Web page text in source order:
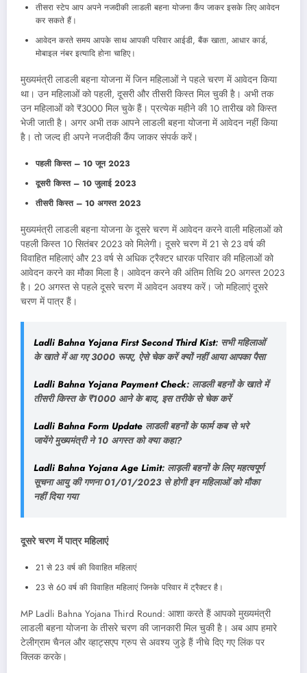
तीसरा स्टेप आप अपने नजदीकी लाडली बहना योजना कैंप जाकर इसके लिए आवेदन
कर सकते हैं।
आवेदन करते समय आपके साथ आपकी परिवार आईडी, बैंक खाता, आधार कार्ड,
मोबाइल नंबर इत्यादि होना चाहिए।
मुख्यमंत्री लाडली बहना योजना में जिन महिलाओं ने पहले चरण में आवेदन किया
था। उन महिलाओं को पहली, दूसरी और तीसरी किस्त मिल चुकी है। अभी तक
उन महिलाओं को ₹3000 मिल चुके हैं। प्रत्येक महीने की 10 तारीख को किस्त
भेजी जाती है। अगर अभी तक आपने लाडली बहना योजना में आवेदन नहीं किया
है। तो जल्द ही अपने नजदीकी कैंप जाकर संपर्क करें।
पहली किस्त – 10 जून 2023
दूसरी किस्त – 10 जुलाई 2023
तीसरी किस्त – 10 अगस्त 2023
मुख्यमंत्री लाडली बहना योजना के दूसरे चरण में आवेदन करने वाली महिलाओं को
पहली किस्त 10 सितंबर 2023 को मिलेगी। दूसरे चरण में 21 से 23 वर्ष की
विवाहित महिलाएं और 23 वर्ष से अधिक ट्रैक्टर धारक परिवार की महिलाओं को
आवेदन करने का मौका मिला है। आवेदन करने की अंतिम तिथि 20 अगस्त 2023
है। 20 अगस्त से पहले दूसरे चरण में आवेदन अवश्य करें। जो महिलाएं दूसरे
चरण में पात्र हैं।
Ladli Bahna Yojana First Second Third Kist: सभी महिलाओं
के खाते में आ गए 3000 रूपए, ऐसे चेक करें क्यों नहीं आया आपका पैसा
Ladli Bahna Yojana Payment Check: लाडली बहनों के खाते में
तीसरी किस्त के ₹1000 आने के बाद, इस तरीके से चेक करें
Ladli Bahna Form Updateलाडली बहनों के फार्म कब से भरे
जायेंगे मुख्यमंत्री ने 10 अगस्त को क्या कहा?
Ladli Bahna Yojana Age Limit: लाड़ली बहनों के लिए महत्वपूर्ण
सूचना आयु की गणना 01/01/2023 से होगी इन महिलाओं को मौका
नहीं दिया गया
दूसरे चरण में पात्र महिलाएं
21 से 23 वर्ष की विवाहित महिलाएं
23 से 60 वर्ष की विवाहित महिलाएं जिनके परिवार में ट्रैक्टर है।
MP Ladli Bahna Yojana Third Round: आशा करते हैं आपको मुख्यमंत्री
लाडली बहना योजना के तीसरे चरण की जानकारी मिल चुकी है। अब आप हमारे
टेलीग्राम चैनल और व्हाट्सएप ग्रुप से अवश्य जुड़े हैं नीचे दिए गए लिंक पर
क्लिक करके।